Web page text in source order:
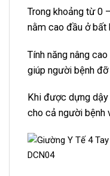
Trong khoảng từ 0
nằm cao đầu ở bất
Tính năng nâng
giúp người bệnh
Khi được dựng
cho cả người bệnh